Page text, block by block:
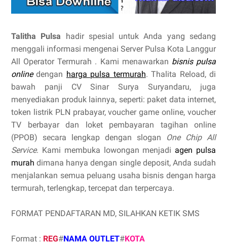
Talitha Pulsa hadir spesial untuk Anda yang sedang
menggali informasi mengenai Server Pulsa Kota Langgur
All Operator Termurah . Kami menawarkan bisnis pulsa
onlinedengan harga pulsa termurah. Thalita Reload, di
bawah panji CV Sinar Surya Suryandaru, juga
menyediakan produk lainnya, seperti: paket data internet,
token listrik PLN prabayar, voucher game online, voucher
TV berbayar dan loket pembayaran tagihan online
(PPOB) secara lengkap dengan slogan
One Chip All
Service. Kami membuka lowongan menjadi agen pulsa
murah dimana hanya dengan single deposit, Anda sudah
menjalankan semua peluang usaha bisnis dengan harga
termurah, terlengkap, tercepat dan terpercaya.
FORMAT PENDAFTARAN MD, SILAHKAN KETIK SMS
Format : REG#NAMA OUTLET#KOTA